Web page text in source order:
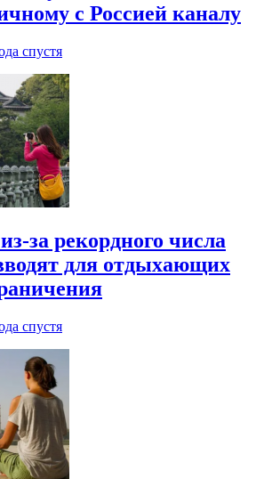
с Россией каналу
спустя
за рекордного числа
для отдыхающих
спустя